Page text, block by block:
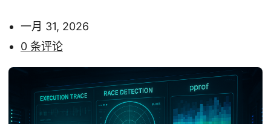
一月 31, 2026
0 条评论